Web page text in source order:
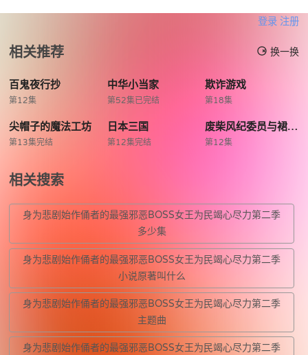
登录 注册
相关推荐 换一换
百鬼夜行抄
第12集
中华小当家
第52集已完结
欺诈游戏
第18集
尖帽子的魔法工坊
第13集完结
日本三国
第12集完结
废柴风纪委员与裙子长度不合规的JK的故事
第12集
相关搜索
身为悲剧始作俑者的最强邪恶BOSS女王为民竭心尽力第二季
多少集
身为悲剧始作俑者的最强邪恶BOSS女王为民竭心尽力第二季
小说原著叫什么
身为悲剧始作俑者的最强邪恶BOSS女王为民竭心尽力第二季
主题曲
身为悲剧始作俑者的最强邪恶BOSS女王为民竭心尽力第二季